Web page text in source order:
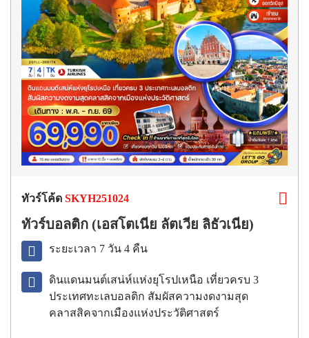
ทัวร์โค้ด SKYH251024
ทัวร์บอลติก (เอสโตเนีย ลัตเวีย ลิธัวเนีย)
ระยะเวลา 7 วัน 4 คืน
ดินแดนมนต์เสน่ห์แห่งยุโรปเหนือ เที่ยวครบ 3
ประเทศทะเลบอลติก สัมผัสความงดงามสุด
คลาสสิคจากเมืองแห่งประวัติศาสตร์